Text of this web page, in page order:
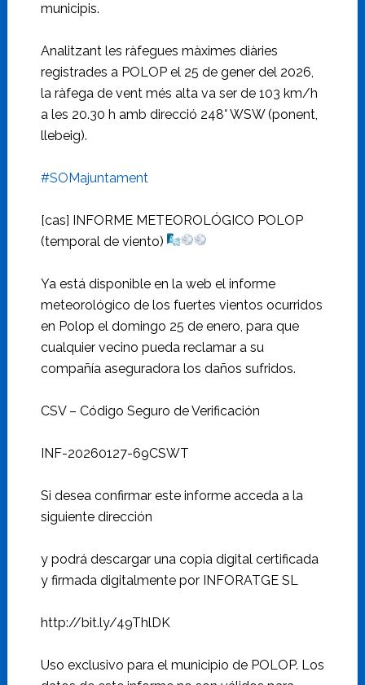
municipis.
Analitzant les ràfegues màximes diàries
registrades a POLOP el 25 de gener del 2026,
la ràfega de vent més alta va ser de 103 km/h
a les 20.30 h amb direcció 248° WSW (ponent,
llebeig).
#SOMajuntament
[cas] INFORME METEOROLÓGICO POLOP
(temporal de viento)
Ya está disponible en la web el informe
meteorológico de los fuertes vientos ocurridos
en Polop el domingo 25 de enero, para que
cualquier vecino pueda reclamar a su
compañía aseguradora los daños sufridos.
CSV – Código Seguro de Verificación
INF-20260127-69CSWT
Si desea confirmar este informe acceda a la
siguiente dirección
y podrá descargar una copia digital certificada
y firmada digitalmente por INFORATGE SL
http://bit.ly/49ThlDK
Uso exclusivo para el municipio de POLOP. Los